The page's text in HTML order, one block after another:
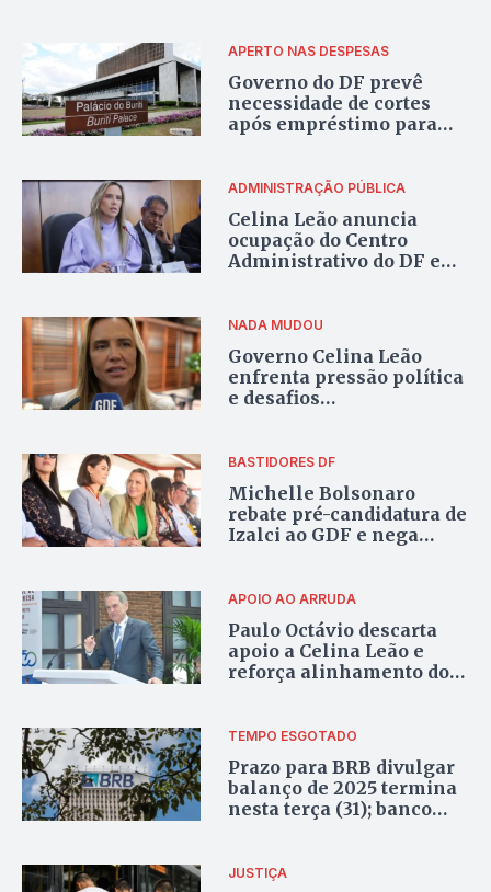
APERTO NAS DESPESAS
Governo do DF prevê
necessidade de cortes
após empréstimo para
ADMINISTRAÇÃO PÚBLICA
Celina Leão anuncia
ocupação do Centro
Administrativo do DF e
NADA MUDOU
Governo Celina Leão
enfrenta pressão política
e desafios
gestão
BASTIDORES DF
Michelle Bolsonaro
rebate pré-candidatura de
Izalci ao GDF e nega
APOIO AO ARRUDA
Paulo Octávio descarta
apoio a Celina Leão e
reforça alinhamento do
TEMPO ESGOTADO
Prazo para BRB divulgar
balanço de 2025 termina
nesta terça (31); banco
JUSTIÇA